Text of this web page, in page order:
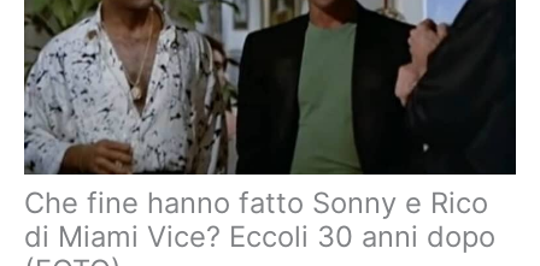
Che fine hanno fatto Sonny e Rico
di Miami Vice? Eccoli 30 anni dopo